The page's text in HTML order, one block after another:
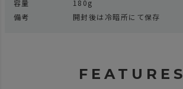
容量
180g
備考
開封後は冷暗所にて保存
FEATURES